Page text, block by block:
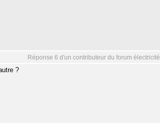
Réponse 6 d'un contributeur du forum électricité
?